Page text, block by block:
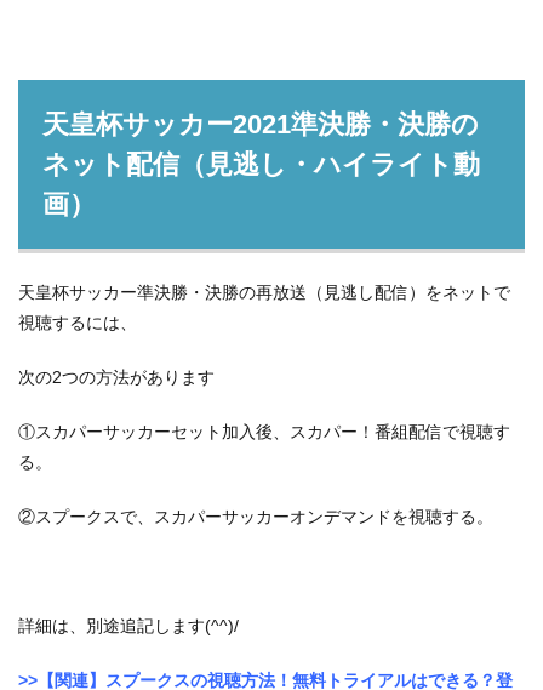
ることを確認し、「次のステップへ進む」を
クリックします。
します。
天皇杯サッカー2021準決勝・決勝の
ネット配信（見逃し・ハイライト動
画）
天皇杯サッカー準決勝・決勝の再放送（見逃し配信）をネットで
視聴するには、
次の2つの方法があります
①スカパーサッカーセット加入後、スカパー！番組配信で視聴す
る。
②スプークスで、スカパーサッカーオンデマンドを視聴する。
詳細は、別途追記します(^^)/
>>【関連】スプークスの視聴方法！無料トライアルはできる？登